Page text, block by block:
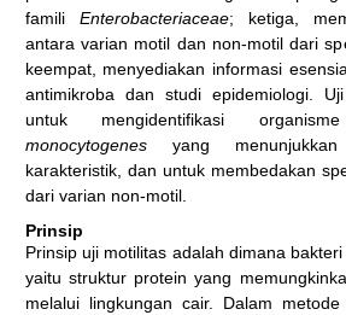
famili Enterobacteriaceae; ketiga,
antara varian motil dan non-motil dari
keempat, menyediakan informasi
antimikroba dan studi epidemiologi.
untuk mengidentifikasi
monocytogenesyang
karakteristik, dan untuk membedakan
dari varian non-motil.
Prinsip
Prinsip uji motilitas adalah dimana
yaitu struktur protein yang
melalui lingkungan cair. Dalam metode